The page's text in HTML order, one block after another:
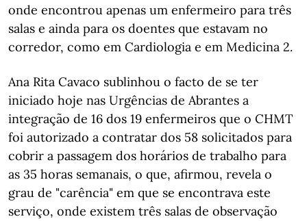
onde encontrou apenas um enfermeiro para três
salas e ainda para os doentes que estavam no
corredor, como em Cardiologia e em Medicina 2.
Ana Rita Cavaco sublinhou o facto de se ter
iniciado hoje nas Urgências de Abrantes a
integração de 16 dos 19 enfermeiros que o CHMT
foi autorizado a contratar dos 58 solicitados para
cobrir a passagem dos horários de trabalho para
as 35 horas semanais, o que, afirmou, revela o
grau de "carência" em que se encontrava este
serviço, onde existem três salas de observação